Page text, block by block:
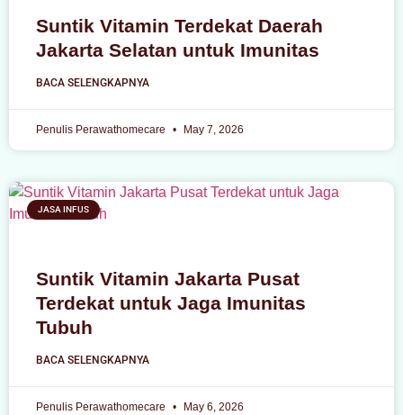
Suntik Vitamin Terdekat Daerah
Jakarta Selatan untuk Imunitas
BACA SELENGKAPNYA
Penulis Perawathomecare May 7, 2026
JASA INFUS
Suntik Vitamin Jakarta Pusat
Terdekat untuk Jaga Imunitas
Tubuh
BACA SELENGKAPNYA
Penulis Perawathomecare May 6, 2026